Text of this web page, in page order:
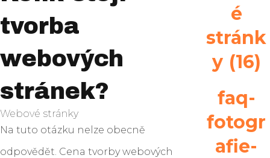
tvorba
webových
stránek?
Webové stránky
Na tuto otázku nelze obecně
odpovědět. Cena tvorby webových
é
stránk
y (16)
faq-
fotogr
afie-